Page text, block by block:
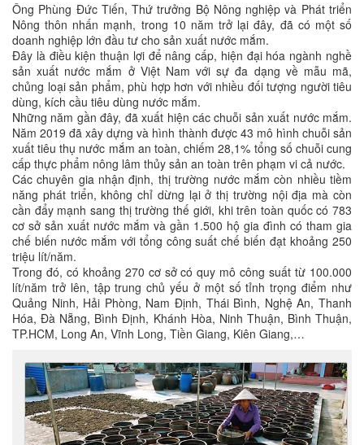
Ông Phùng Đức Tiến, Thứ trưởng Bộ Nông nghiệp và Phát triển
Nông thôn nhấn mạnh, trong 10 năm trở lại đây, đã có một số
doanh nghiệp lớn đầu tư cho sản xuất nước mắm.
Đây là điều kiện thuận lợi để nâng cấp, hiện đại hóa ngành nghề
sản xuất nước mắm ở Việt Nam với sự đa dạng về mẫu mã,
chủng loại sản phẩm, phù hợp hơn với nhiều đối tượng người tiêu
dùng, kích cầu tiêu dùng nước mắm.
Những năm gần đây, đã xuất hiện các chuỗi sản xuất nước mắm.
Năm 2019 đã xây dựng và hình thành được 43 mô hình chuỗi sản
xuất tiêu thụ nước mắm an toàn, chiếm 28,1% tổng số chuỗi cung
cấp thực phẩm nông lâm thủy sản an toàn trên phạm vi cả nước.
Các chuyên gia nhận định, thị trường nước mắm còn nhiều tiềm
năng phát triển, không chỉ dừng lại ở thị trường nội địa mà còn
cần đẩy mạnh sang thị trường thế giới, khi trên toàn quốc có 783
cơ sở sản xuất nước mắm và gần 1.500 hộ gia đình có tham gia
chế biến nước mắm với tổng công suất chế biến đạt khoảng 250
triệu lít/năm.
Trong đó, có khoảng 270 cơ sở có quy mô công suất từ 100.000
lít/năm trở lên, tập trung chủ yếu ở một số tỉnh trọng điểm như
Quảng Ninh, Hải Phòng, Nam Định, Thái Bình, Nghệ An, Thanh
Hóa, Đà Nẵng, Bình Định, Khánh Hòa, Ninh Thuận, Bình Thuận,
TP.HCM, Long An, Vĩnh Long, Tiền Giang, Kiên Giang,…